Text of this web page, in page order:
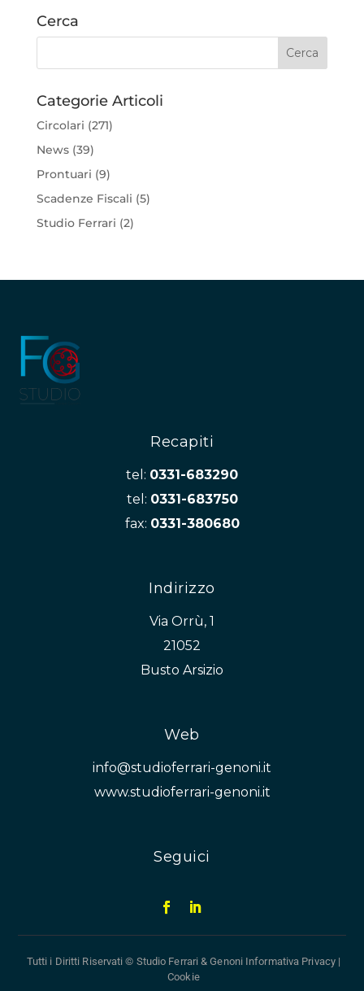
Cerca
Categorie Articoli
Circolari (271)
News(39)
Prontuari (9)
Scadenze Fiscali (5)
Studio Ferrari (2)
Recapiti
tel: 0331-683290
tel: 0331-683750
fax: 0331-380680
Indirizzo
Via Orrù, 1
21052
Busto Arsizio
Web
info@studioferrari-genoni.it
www.studioferrari-genoni.it
Seguici
Tutti i Diritti Riservati © Studio Ferrari & Genoni Informativa Privacy|
Cookie